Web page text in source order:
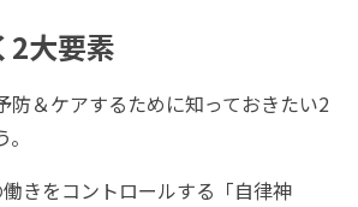
2大要素
＆ケアするために知っておきたい2
きをコントロールする「自律神